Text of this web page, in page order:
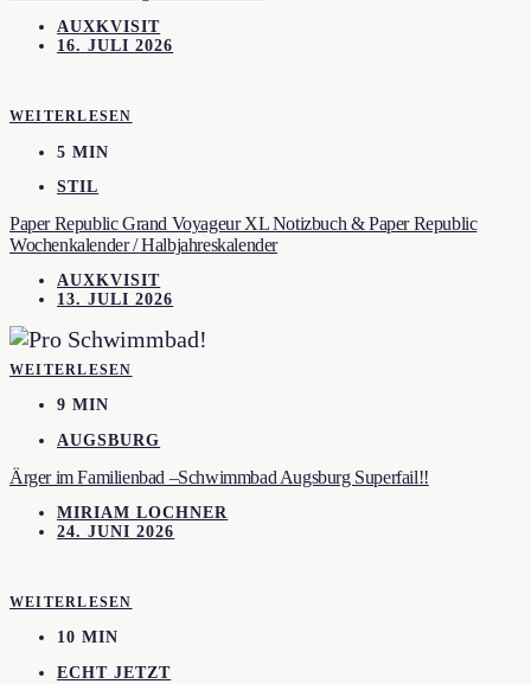
AUXKVISIT
16. JULI 2026
WEITERLESEN
5 MIN
STIL
Paper Republic Grand Voyageur XL Notizbuch & Paper Republic
Wochenkalender / Halbjahreskalender
AUXKVISIT
13. JULI 2026
WEITERLESEN
9 MIN
AUGSBURG
Ärger im Familienbad –Schwimmbad Augsburg Superfail!!
MIRIAM LOCHNER
24. JUNI 2026
WEITERLESEN
10 MIN
ECHT JETZT